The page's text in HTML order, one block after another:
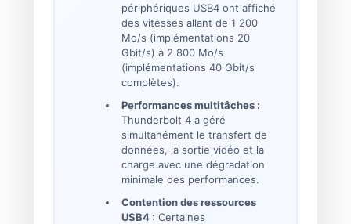
périphériques USB4 ont affiché
des vitesses allant de 1 200
Mo/s (implémentations 20
Gbit/s) à 2 800 Mo/s
(implémentations 40 Gbit/s
complètes).
Performances multitâches :
Thunderbolt 4 a géré
simultanément le transfert de
données, la sortie vidéo et la
charge avec une dégradation
minimale des performances.
Contention des ressources
USB4 : Certaines